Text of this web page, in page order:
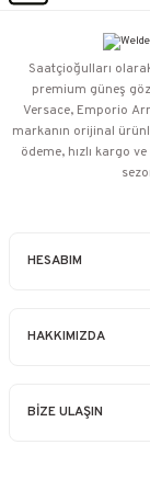
HESABIM
HAKKIMIZDA
BİZE ULAŞIN
Saatçioğulları⁠
premium güneş
Versace, Emporio
markanın orijinal
ödeme, hızlı kargo